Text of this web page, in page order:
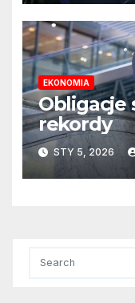
EKONOMIA
Obligacje
rekordy
STY 5, 2026